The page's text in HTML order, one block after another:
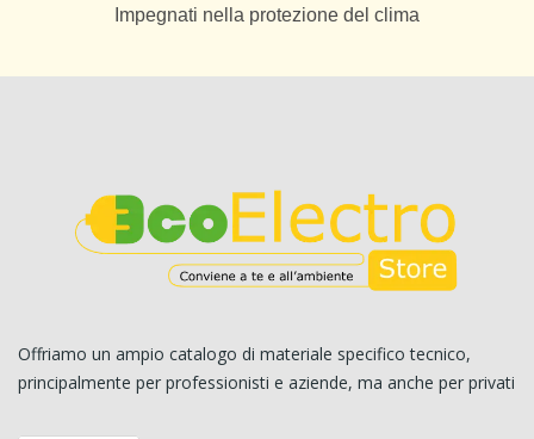
Impegnati nella protezione del clima
Offriamo un ampio catalogo di materiale specifico tecnico,
principalmente per professionisti e aziende, ma anche per privati